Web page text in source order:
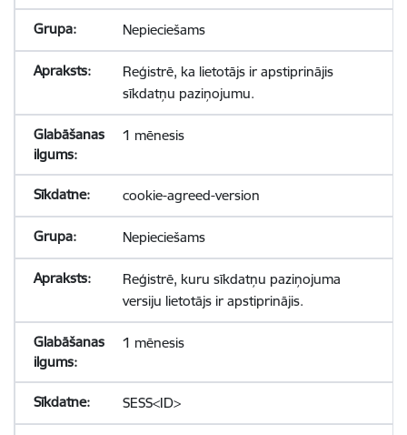
Nepieciešams
Reģistrē, ka lietotājs ir apstiprinājis
sīkdatņu paziņojumu.
1 mēnesis
cookie-agreed-version
Nepieciešams
Reģistrē, kuru sīkdatņu paziņojuma
versiju lietotājs ir apstiprinājis.
1 mēnesis
SESS<ID>